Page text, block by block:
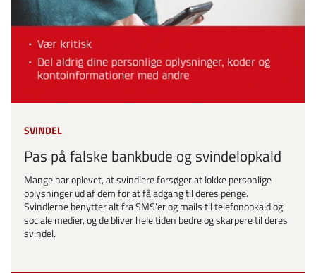
SVINDEL
Pas på falske bankbude og svindelopkald
Mange har oplevet, at svindlere forsøger at lokke personlige
oplysninger ud af dem for at få adgang til deres penge.
Svindlerne benytter alt fra SMS’er og mails til telefonopkald og
sociale medier, og de bliver hele tiden bedre og skarpere til deres
svindel.